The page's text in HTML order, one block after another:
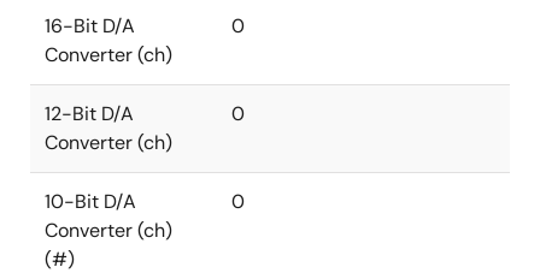
16-Bit D/A
Converter (ch)
0
12-Bit D/A
Converter (ch)
0
10-Bit D/A
Converter (ch)
(#)
0